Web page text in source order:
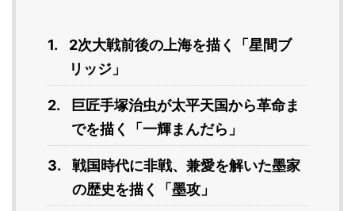
2次大戦前後の上海を描く「星間ブ
リッジ」
巨匠手塚治虫が太平天国から革命ま
でを描く「一輝まんだら」
戦国時代に非戦、兼愛を解いた墨家
の歴史を描く「墨攻」